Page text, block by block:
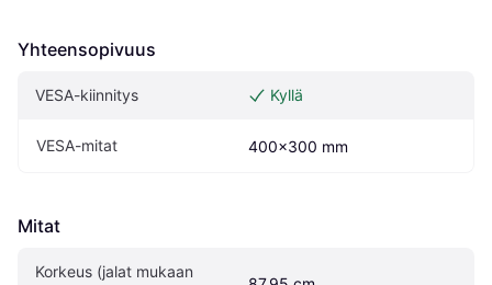
Yhteensopivuus
VESA-kiinnitys Kyllä
VESA-mitat 400x300 mm
Mitat
Korkeus (jalat mukaan